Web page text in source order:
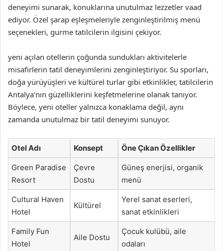
deneyimi sunarak, konuklarına unutulmaz lezzetler vaad
ediyor. Özel şarap eşleşmeleriyle zenginleştirilmiş menü
seçenekleri, gurme tatilcilerin ilgisini çekiyor.
yeni açılan otellerin çoğunda sundukları aktivitelerle
misafirlerin tatil deneyimlerini zenginleştiriyor. Su sporları,
doğa yürüyüşleri ve kültürel turlar gibi etkinlikler, tatilcilerin
Antalya’nın güzelliklerini keşfetmelerine olanak tanıyor.
Böylece, yeni oteller yalnızca konaklama değil, aynı
zamanda unutulmaz bir tatil deneyimi sunuyor.
Otel Adı Konsept Öne Çıkan Özellikler
Green Paradise
Resort
Çevre
Dostu
Güneş enerjisi, organik
menü
Cultural Haven
Hotel
Kültürel
Yerel sanat eserleri,
sanat etkinlikleri
Family Fun
Hotel
Aile Dostu
Çocuk kulübü, aile
odaları